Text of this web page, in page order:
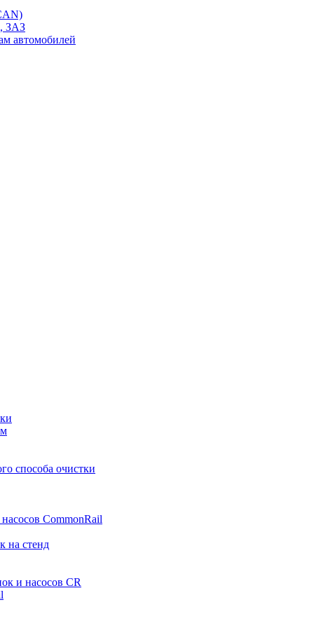
ЗАЗ
автомобилей
способа очистки
CommonRail
на стенд
и насосов CR